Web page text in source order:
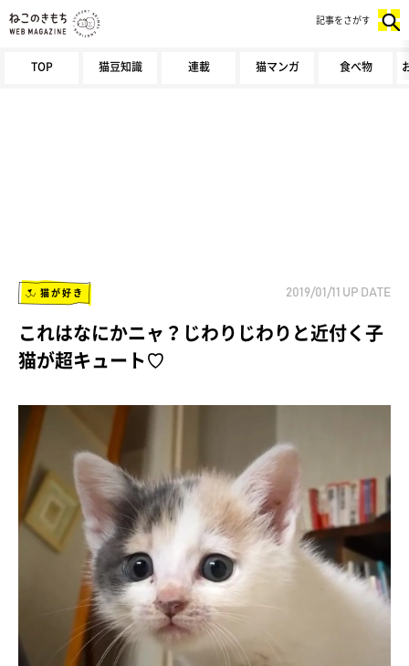
TOP 猫豆知識 連載 猫マンガ 食べ物
記事をさがす
猫が好き 2019/01/11 UP DATE
これはなにかニャ？じわりじわりと近付く子
猫が超キュート♡